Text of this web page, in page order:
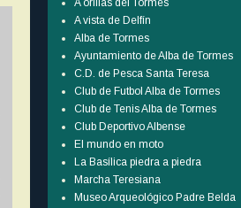
A orillas del Tormes
A vista de Delfín
Alba de Tormes
Ayuntamiento de Alba de Tormes
C.D. de Pesca Santa Teresa
Club de Futbol Alba de Tormes
Club de Tenis Alba de Tormes
Club Deportivo Albense
El mundo en moto
La Basílica piedra a piedra
Marcha Teresiana
Museo Arqueológico Padre Belda